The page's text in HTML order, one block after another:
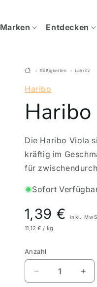
Marken Entdecken
Süßigkeiten Lakritz
Haribo
Die Haribo Viola
kräftig im
für
Sofort
Preis
1,39 €inkl.
11,12 € / kg
Anzahl
Verringere